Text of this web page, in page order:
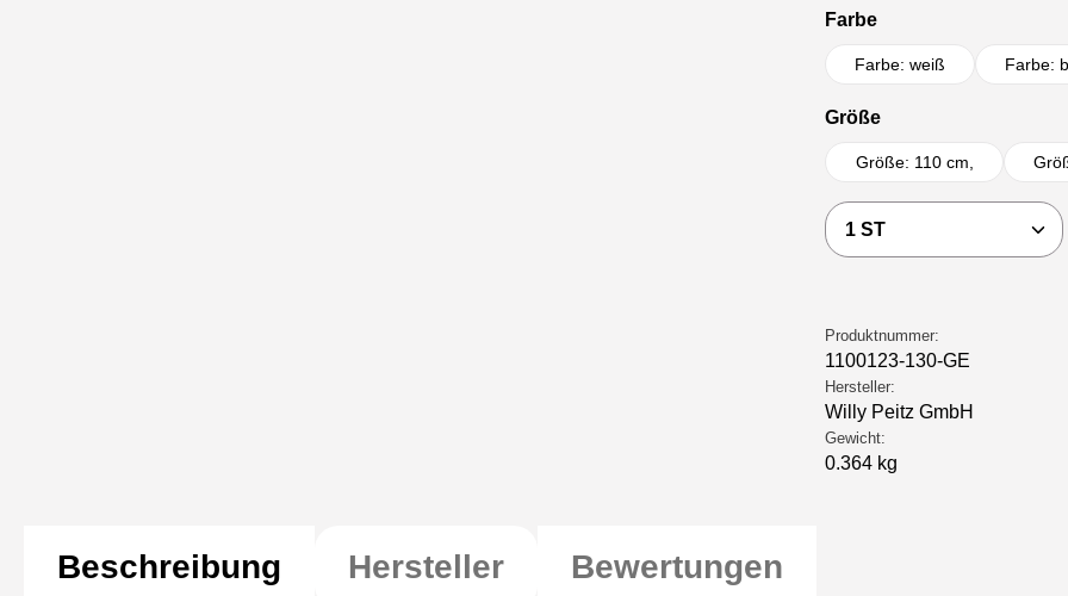
Farbeauswählen
Farbe: weiß Farbe:
Größeauswählen
Größe: 110 cm,
Produkt Anzahl:
Produktnummer:
1100123-130-GE
Hersteller:
Willy Peitz GmbH
Gewicht:
0.364 kg
Beschreibung Hersteller Bewertungen